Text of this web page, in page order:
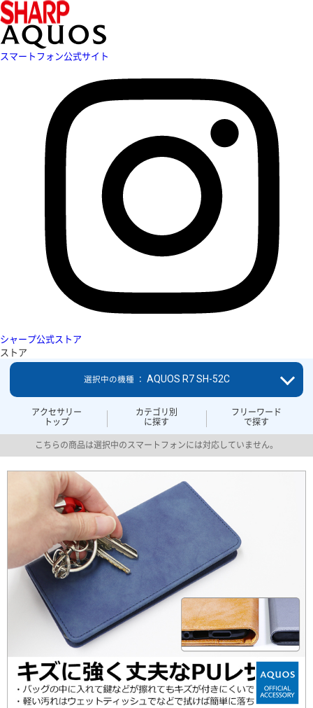
スマートフォン公式サイト
シャープ公式ストア
ストア
アクセサリー
トップ
カテゴリ別
に探す
フリーワード
で探す
選択中の機種 ： AQUOS R7 SH-52C
こちらの商品は選択中のスマートフォンには対応していません。